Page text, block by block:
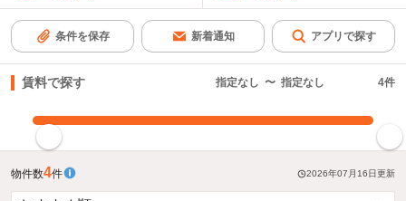
条件を保存 新着通知 アプリで探す
賃料で探す 指定なし 〜 指定なし 4件
物件数4件 2026年07月16日更新